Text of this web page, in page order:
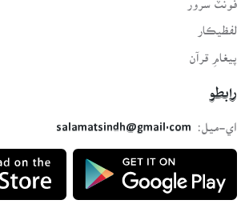
لفظيڪار
پيغامِ قرآن
رابطو
اي-ميل:
salamatsindh@gmail.com